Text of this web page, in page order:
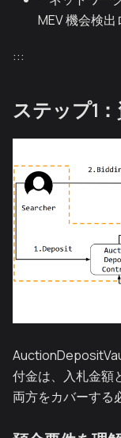
MEV 機会検出
:::
ステップ1
付金は、入札金額
両方をカバーする